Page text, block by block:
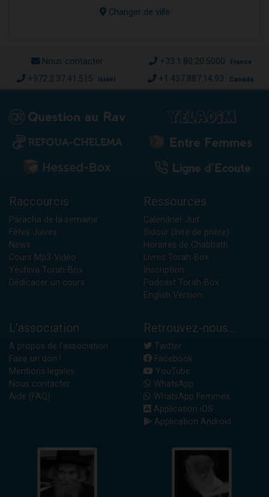
Changer de ville
Nous contacter +33.1.80.20.5000 France
+972.2.37.41.515 Israël +1.437.887.14.93 Canada
Raccourcis
Paracha de la semaine
Fêtes Juives
News
Cours Mp3-Vidéo
Yéchiva Torah-Box
Dédicacer un cours
Ressources
Calendrier Juif
Sidour (livre de prière)
Horaires de Chabbath
Livres Torah-Box
Inscription
Podcast Torah-Box
English Version
L'association
A propos de l'association
Faire un don !
Mentions légales
Nous contacter
Aide (FAQ)
Retrouvez-nous...
Twitter
Facebook
YouTube
WhatsApp
WhatsApp Femmes
Application iOS
Application Android